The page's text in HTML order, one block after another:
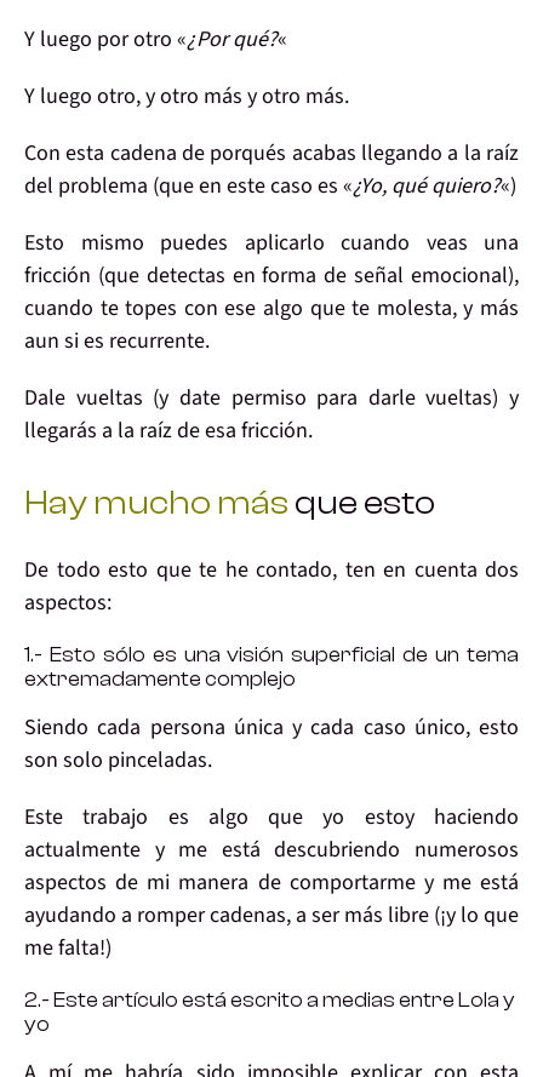
Y luego porotro «¿Por qué?«
Y luego otro, y otro más y otro más.
Con esta cadena de porqués acabas llegando a la raíz
del problema (que en este caso es «¿Yo, qué quiero?«)
Esto mismo puedes aplicarlo cuando veas una
fricción (que detectas en forma deseñal emocional),
cuando te topes con ese algo quete molesta, y más
aun sies recurrente.
Dale vueltas (y date permiso para darle vueltas) y
llegarás a la raíz de esa fricción.
Hay mucho más que esto
De todo esto que te he contado, ten en cuenta dos
aspectos:
1.- Esto sólo es una visión superficial de un tema
extremadamente complejo
Siendocada persona única y cada caso único, esto
son solo pinceladas.
Este trabajo es algo queyo estoy haciendo
actualmente y me está descubriendo numerosos
aspectos de mi manera de comportarme y me está
ayudando a romper cadenas, a ser más libre (¡y lo que
me falta!)
2.- Este artículo está escrito a medias entre Lola y
yo